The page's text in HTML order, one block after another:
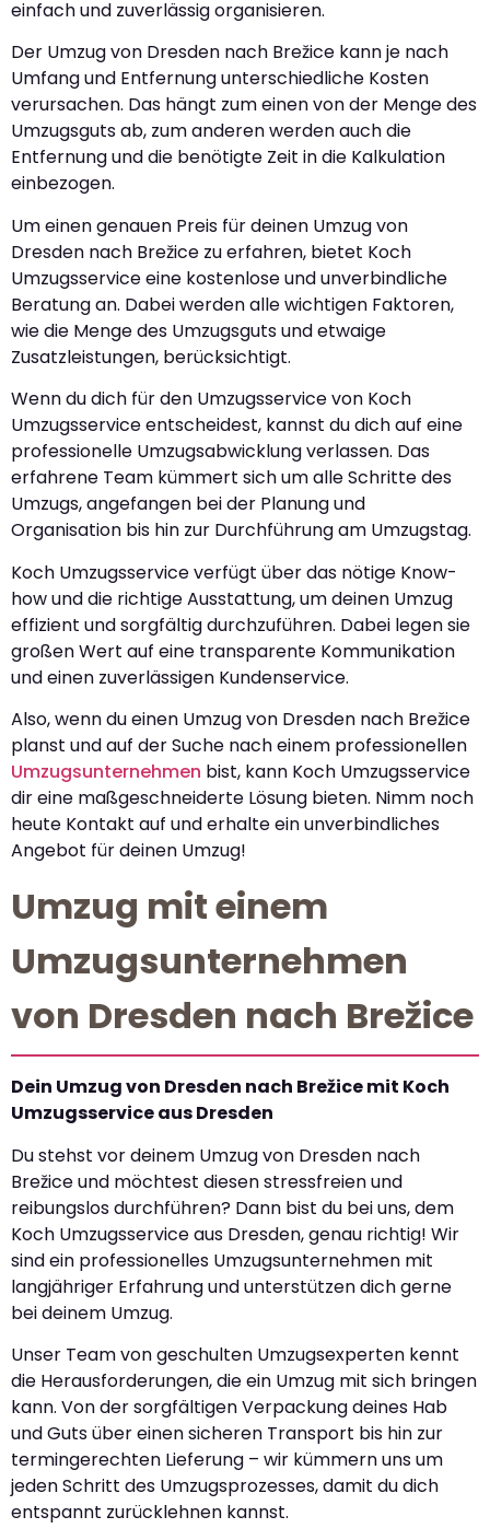
einfach und zuverlässig organisieren.
Der Umzug von Dresden nach Brežice kann je nach
Umfang und Entfernung unterschiedliche Kosten
verursachen. Das hängt zum einen von der Menge des
Umzugsguts ab, zum anderen werden auch die
Entfernung und die benötigte Zeit in die Kalkulation
einbezogen.
Um einen genauen Preis für deinen Umzug von
Dresden nach Brežice zu erfahren, bietet Koch
Umzugsservice eine kostenlose und unverbindliche
Beratung an. Dabei werden alle wichtigen Faktoren,
wie die Menge des Umzugsguts und etwaige
Zusatzleistungen, berücksichtigt.
Wenn du dich für den Umzugsservice von Koch
Umzugsservice entscheidest, kannst du dich auf eine
professionelle Umzugsabwicklung verlassen. Das
erfahrene Team kümmert sich um alle Schritte des
Umzugs, angefangen bei der Planung und
Organisation bis hin zur Durchführung am Umzugstag.
Koch Umzugsservice verfügt über das nötige Know-
how und die richtige Ausstattung, um deinen Umzug
effizient und sorgfältig durchzuführen. Dabei legen sie
großen Wert auf eine transparente Kommunikation
und einen zuverlässigen Kundenservice.
Also, wenn du einen Umzug von Dresden nach Brežice
planst und auf der Suche nach einem professionellen
Umzugsunternehmen bist, kann Koch Umzugsservice
dir eine maßgeschneiderte Lösung bieten. Nimm noch
heute Kontakt auf und erhalte ein unverbindliches
Angebot für deinen Umzug!
Umzug mit einem
Umzugsunternehmen
von Dresden nach Brežice
Dein Umzug von Dresden nach Brežice mit Koch
Umzugsservice aus Dresden
Du stehst vor deinem Umzug von Dresden nach
Brežice und möchtest diesen stressfreien und
reibungslos durchführen? Dann bist du bei uns, dem
Koch Umzugsservice aus Dresden, genau richtig! Wir
sind ein professionelles Umzugsunternehmen mit
langjähriger Erfahrung und unterstützen dich gerne
bei deinem Umzug.
Unser Team von geschulten Umzugsexperten kennt
die Herausforderungen, die ein Umzug mit sich bringen
kann. Von der sorgfältigen Verpackung deines Hab
und Guts über einen sicheren Transport bis hin zur
termingerechten Lieferung – wir kümmern uns um
jeden Schritt des Umzugsprozesses, damit du dich
entspannt zurücklehnen kannst.